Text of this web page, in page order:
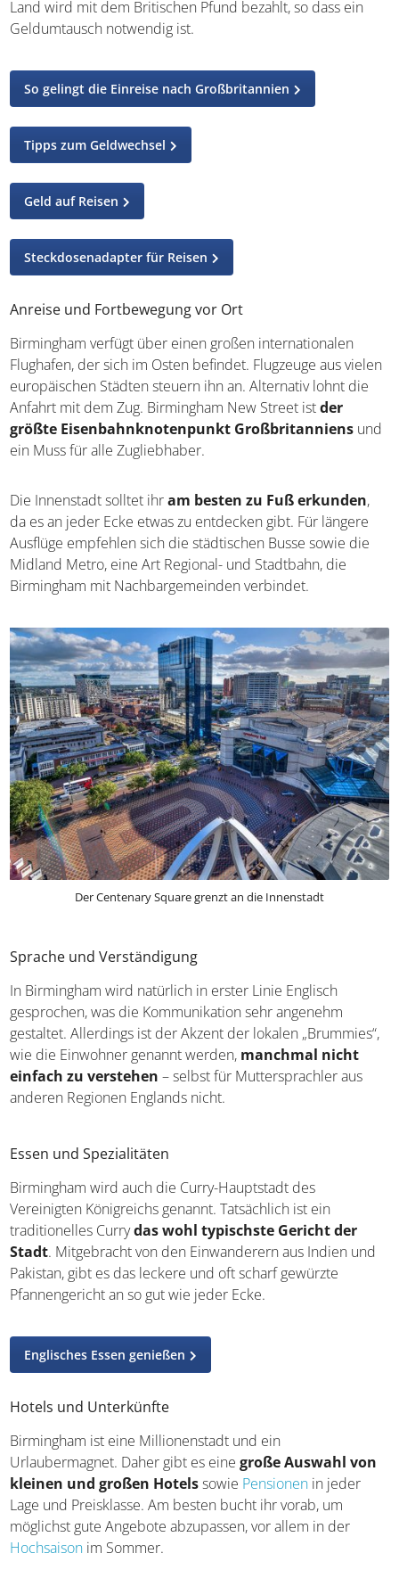
ein Geldumtausch notwendig ist.
So gelingt die Einreise nach Großbritannien
Tipps zum Geldwechsel
Geld auf Reisen
Steckdosenadapter für Reisen
Birmingham verfügt über einen großen internationalen
Flughafen, der sich im Osten befindet. Flugzeuge aus
vielen europäischen Städten steuern ihn an. Alternativ
lohnt die Anfahrt mit dem Zug. Birmingham New Street
istder größte Eisenbahnknotenpunkt
Großbritanniensund ein Muss für alle Zugliebhaber.
da es an jeder Ecke etwas zu entdecken gibt. Für längere
Ausflüge empfehlen sich die städtischen Busse sowie die
Midland Metro, eine Art Regional- und Stadtbahn, die
Birmingham mit Nachbargemeinden verbindet.
Der Centenary Square grenzt an die Innenstadt
In Birmingham wird natürlich in erster Linie Englisch
gesprochen, was die Kommunikation sehr angenehm
gestaltet. Allerdings ist der Akzent der lokalen
„Brummies“, wie die Einwohner genannt werden,
manchmal nicht einfach zu verstehen– selbst für
Muttersprachler aus anderen Regionen Englands nicht.
Birmingham wird auch die Curry-Hauptstadt des
Vereinigten Königreichs genannt. Tatsächlich ist ein
traditionelles Currydas wohl typischste Gericht der
Stadt. Mitgebracht von den Einwanderern aus Indien
und Pakistan, gibt es das leckere und oft scharf gewürzte
Pfannengericht an so gut wie jeder Ecke.
Hotels und Unterkünfte
Birmingham ist eine Millionenstadt und ein
Urlaubermagnet. Daher gibt es einegroße Auswahl
von kleinen und großen HotelssowiePensionenin
jeder Lage und Preisklasse. Am besten bucht ihr vorab,
um möglichst gute Angebote abzupassen, vor allem in der
Hochsaison im Sommer.